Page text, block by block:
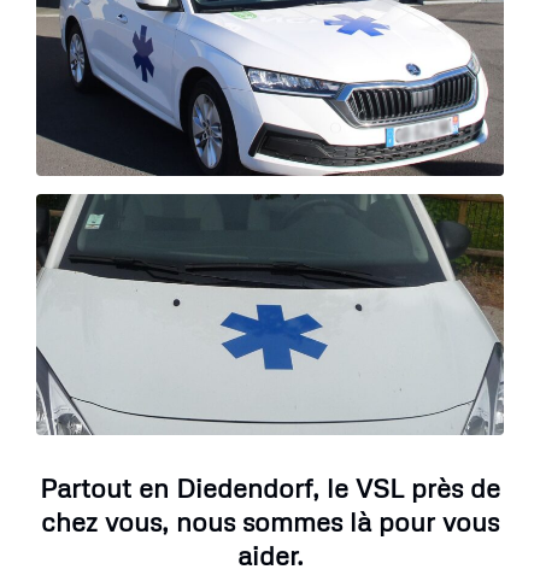
Partout en Diedendorf, le VSL près de
chez vous, nous sommes là pour vous
aider.